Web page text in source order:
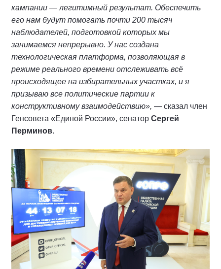
кампании — легитимный результат. Обеспечить
его нам будут помогать почти 200 тысяч
наблюдателей, подготовкой которых мы
занимаемся непрерывно. У нас создана
технологическая платформа, позволяющая в
режиме реального времени отслеживать всё
происходящее на избирательных участках, и я
призываю все политические партии к
конструктивному взаимодействию», — сказал член
Генсовета «Единой России», сенатор Сергей
Перминов.